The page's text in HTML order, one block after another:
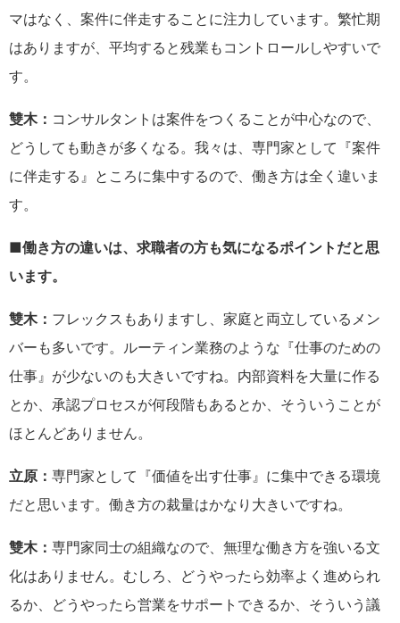
マはなく、案件に伴走することに注力しています。繁忙期
はありますが、平均すると残業もコントロールしやすいで
す。
雙木： コンサルタントは案件をつくることが中心なので、
どうしても動きが多くなる。我々は、専門家として『案件
に伴走する』ところに集中するので、働き方は全く違いま
す。
■働き方の違いは、求職者の方も気になるポイントだと思
います。
雙木： フレックスもありますし、家庭と両立しているメン
バーも多いです。ルーティン業務のような『仕事のための
仕事』が少ないのも大きいですね。内部資料を大量に作る
とか、承認プロセスが何段階もあるとか、そういうことが
ほとんどありません。
立原： 専門家として『価値を出す仕事』に集中できる環境
だと思います。働き方の裁量はかなり大きいですね。
雙木： 専門家同士の組織なので、無理な働き方を強いる文
化はありません。むしろ、どうやったら効率よく進められ
るか、どうやったら営業をサポートできるか、そういう議